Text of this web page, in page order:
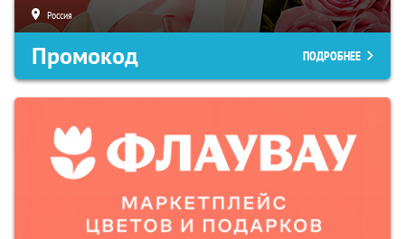
Россия
Промокод ПОДРОБНЕЕ